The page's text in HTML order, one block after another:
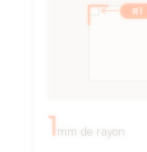
façades
R1
1mm de rayon